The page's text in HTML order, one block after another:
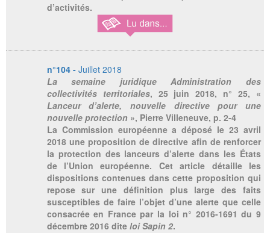
d’activités.
n°104 - Juillet 2018
La semaine juridique Administration des
collectivités territoriales, 25 juin 2018, n° 25, «
Lanceur d’alerte, nouvelle directive pour une
nouvelle protection », Pierre Villeneuve, p. 2-4
La Commission européenne a déposé le 23 avril
2018 une proposition de directive afin de renforcer
la protection des lanceurs d’alerte dans les États
de l’Union européenne. Cet article détaille les
dispositions contenues dans cette proposition qui
repose sur une définition plus large des faits
susceptibles de faire l’objet d’une alerte que celle
consacrée en France par la loi n° 2016-1691 du 9
décembre 2016 dite loi Sapin 2.